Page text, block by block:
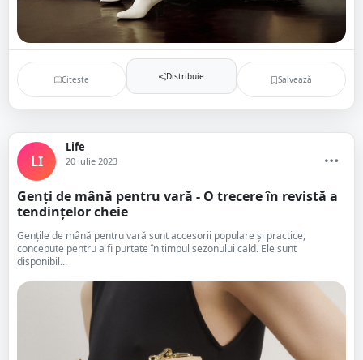
Citește Distribuie Salvează
LI
Life
20 iulie 2023
Genți de mână pentru vară - O trecere în revistă a
tendințelor cheie
Gențile de mână pentru vară sunt accesorii populare și practice,
concepute pentru a fi purtate în timpul sezonului cald. Ele sunt
disponibil...